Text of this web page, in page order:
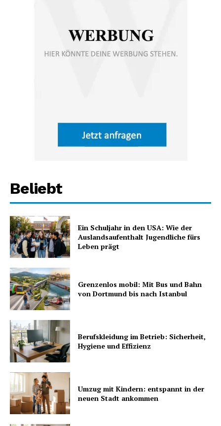
Beliebt
Ein Schuljahr in den USA: Wie der
Auslandsaufenthalt Jugendliche fürs
Leben prägt
Grenzenlos mobil: Mit Bus und Bahn
von Dortmund bis nach Istanbul
Berufskleidung im Betrieb: Sicherheit,
Hygiene und Effizienz
Umzug mit Kindern: entspannt in der
neuen Stadt ankommen